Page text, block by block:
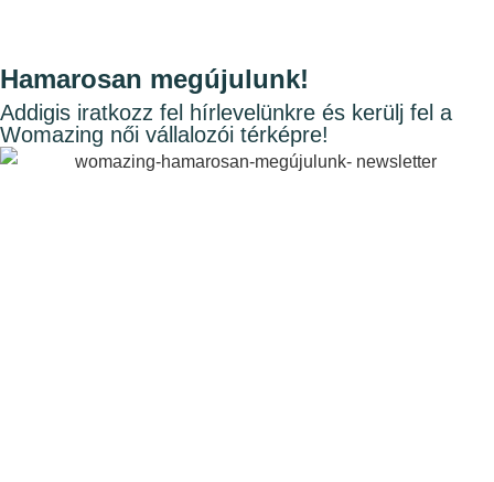
Hamarosan megújulunk!
Addigis iratkozz fel hírlevelünkre és kerülj fel a
Womazing női vállalozói térképre!